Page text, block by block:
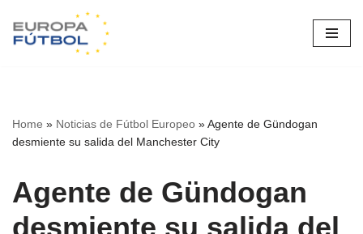
Saltar
Home » Noticias de Fútbol Europeo »Agente de Gündogan
desmiente su salida del Manchester City
Agente de Gündogan
desmiente su salida del